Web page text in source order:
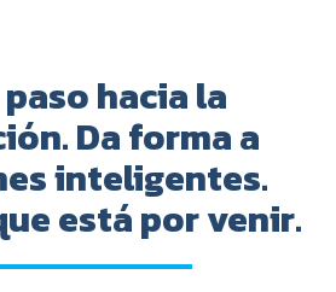
hacia la
Da forma a
inteligentes.
está por venir.